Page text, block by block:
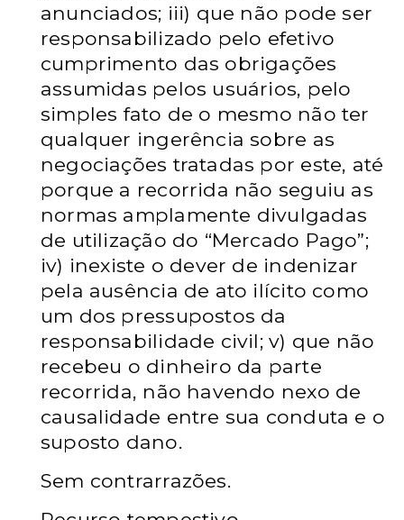
anunciados; iii) que não pode ser
responsabilizado pelo efetivo
cumprimento das obrigações
assumidas pelos usuários, pelo
simples fato de o mesmo não ter
qualquer ingerência sobre as
negociações tratadas por este, até
porque a recorrida não seguiu as
normas amplamente divulgadas
de utilização do “Mercado Pago”;
iv) inexiste o dever de indenizar
pela ausência de ato ilícito como
um dos pressupostos da
responsabilidade civil; v) que não
recebeu o dinheiro da parte
recorrida, não havendo nexo de
causalidade entre sua conduta e o
suposto dano.
Sem contrarrazões.